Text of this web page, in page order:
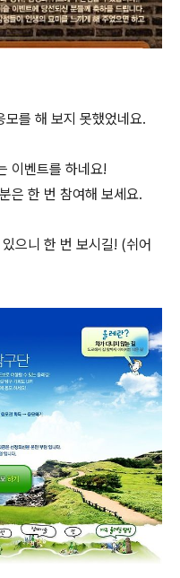
를 해 보지 못했었네요.
이벤트를 하네요!
은 한 번 참여해 보세요.
으니 한 번 보시길! (쉬어